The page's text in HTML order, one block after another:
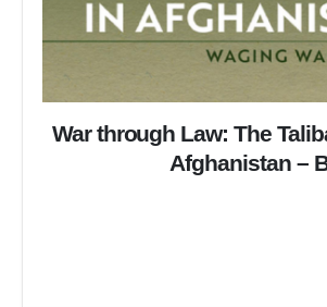
War through Law: The
Afghanistan –